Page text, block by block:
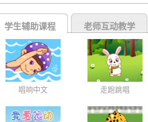
学生辅助课程 老师互动教学
唱响中文 走跑跳唱